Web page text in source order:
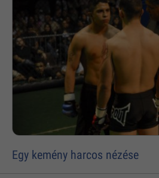
Egy kemény harcos nézése